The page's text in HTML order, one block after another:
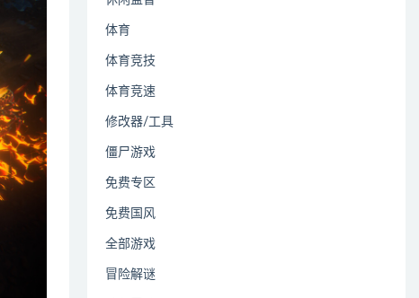
体育
体育竞技
体育竞速
修改器/工具
僵尸游戏
免费专区
免费国风
全部游戏
冒险解谜